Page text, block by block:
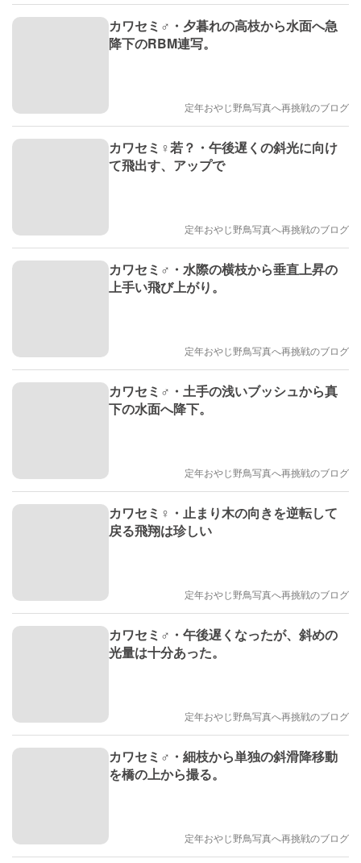
カワセミ♂・夕暮れの高枝から水面へ急
降下のRBM連写。
定年おやじ野鳥写真へ再挑戦のブログ
カワセミ♀若？・午後遅くの斜光に向け
て飛出す、アップで
定年おやじ野鳥写真へ再挑戦のブログ
カワセミ♂・水際の横枝から垂直上昇の
上手い飛び上がり。
定年おやじ野鳥写真へ再挑戦のブログ
カワセミ♂・土手の浅いブッシュから真
下の水面へ降下。
定年おやじ野鳥写真へ再挑戦のブログ
カワセミ♀・止まり木の向きを逆転して
戻る飛翔は珍しい
定年おやじ野鳥写真へ再挑戦のブログ
カワセミ♂・午後遅くなったが、斜めの
光量は十分あった。
定年おやじ野鳥写真へ再挑戦のブログ
カワセミ♂・細枝から単独の斜滑降移動
を橋の上から撮る。
定年おやじ野鳥写真へ再挑戦のブログ